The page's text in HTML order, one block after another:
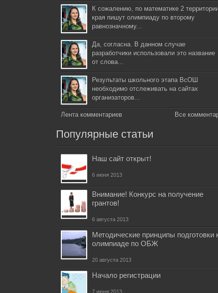
К сожалению, по математике 2
края пишут олимпиаду по второму
равнозначному...
Да, согласна. В данном случае
разработчики использовали это название
от слова...
Результаты школьного этапа ВсОШ
необходимо отслеживать на сайтах
организаторов...
Лента комментариев Все
Популярные статьи
Наш сайт открыт!
6 июня 2013
Внимание! Конкурс на получение
грантов!
6 августа 2013
Методические принципы подготовки
олимпиаде по ОБЖ
20 августа 2013
Начало регистрации
7 июня 2013